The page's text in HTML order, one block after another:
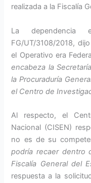
realizada a la Fiscalía
La
FG/UT/3108/2018,
el Operativo era
encabeza la
la Procuraduría
el Centro de
Al respecto, el
Nacional (CISEN)
no es de su
podría recaer dentro
Fiscalía General del
respuesta a la